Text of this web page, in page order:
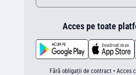
Acces pe toate
Fără obligații de contract • Acces